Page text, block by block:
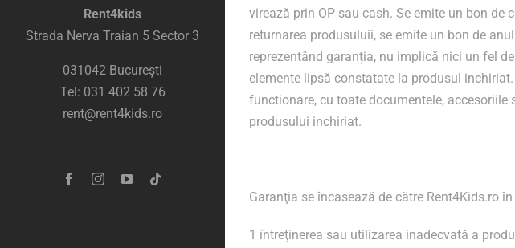
Rent4kids
Strada Nerva Traian 5 Sector 3
031042 București
Tel: 031 402 58 76
rent@rent4kids.ro
virează prin OP sau cash. Se emite un bon de
returnarea produsuluii, se emite un bon de
reprezentând garanția, nu implică nici un fel
elemente lipsă constatate la produsul
functionare, cu toate documentele,
produsului inchiriat.
Garanţia se încasează de către Rent4Kids.ro
1 întreţinerea sau utilizarea inadecvată a